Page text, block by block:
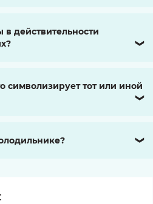
действительности
❯
символизирует тот или иной
❯
❯